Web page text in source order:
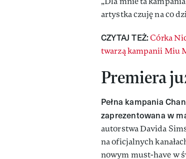
artystka czuję na co
CZYTAJ TEŻ: Córka
twarzą kampanii Miu
Premiera
Pełna kampania
zaprezentowana w
autorstwa Davida
na oficjalnych
nowym must-have w